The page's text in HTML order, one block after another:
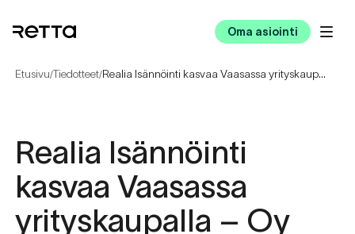
Oma asiointi
Etusivu/Tiedotteet/ Realia Isännöinti kasvaa Vaasassa yrityskaupalla – Oy Buma-Team Ltd Ab osaksi Realia Isännöintiä
Realia Isännöinti
kasvaa Vaasassa
yrityskaupalla – Oy